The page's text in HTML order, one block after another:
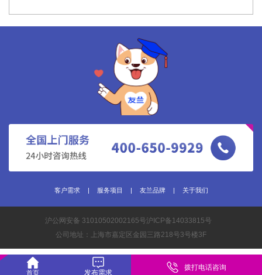
客户需求 | 服务项目 | 友兰品牌 | 关于我们
沪公网安备 31010502002165号沪ICP备14033815号
公司地址：上海市嘉定区金园三路218号3号楼3F
首页 发布需求
拨打电话咨询